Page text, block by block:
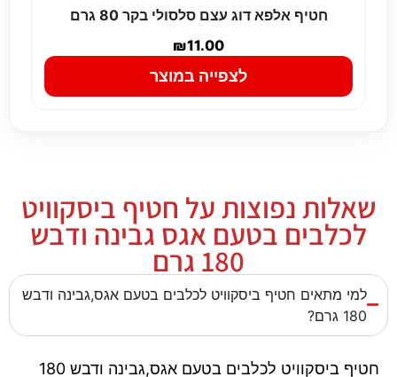
חטיף אלפא דוג עצם סלסולי בקר 80 גרם
₪11.00
לצפייה במוצר
שאלות נפוצות על חטיף ביסקוויט
לכלבים בטעם אגס גבינה ודבש
180 גרם
למי מתאים חטיף ביסקוויט לכלבים בטעם אגס,גבינה ודבש
180 גרם?
חטיף ביסקוויט לכלבים בטעם אגס,גבינה ודבש 180